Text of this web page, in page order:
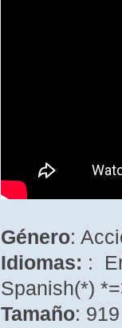
Género:
Idiomas: :
Spanish(*)
Tamaño: